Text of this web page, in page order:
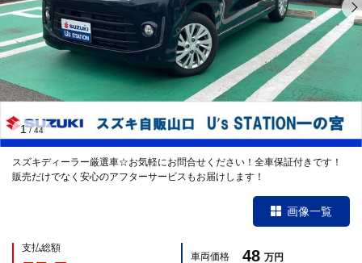
スズキディーラー厳選車☆お気軽にお問合せください！全車保証付きです！
販売だけでなく安心のアフターサービスもお届けします！
1/44
画像一覧
支払総額
車両価格 48 万円